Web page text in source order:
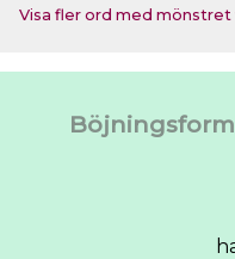
Visa fler ord med mönstret